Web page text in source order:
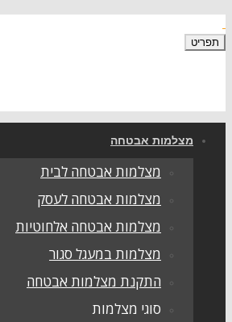
תפריט
מצלמות אבטחה
מצלמות אבטחה לבית
מצלמות אבטחה לעסק
מצלמות אבטחה אלחוטיות
מצלמות במעגל סגור
התקנת מצלמות אבטחה
סוגי מצלמות